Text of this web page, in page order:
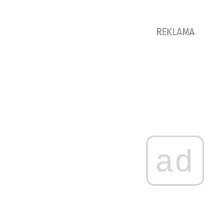
REKLAMA
ad